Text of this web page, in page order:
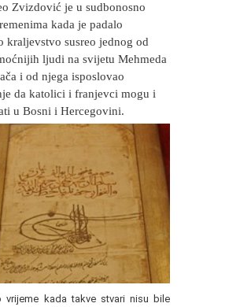
Zvizdović je u sudbonosno
kada je padalo
kraljevstvo susreo jednog od
ljudi na svijetu Mehmeda
i od njega isposlovao
da katolici i franjevci mogu i
u Bosni i Hercegovini.
vrijeme kada takve stvari nisu bile